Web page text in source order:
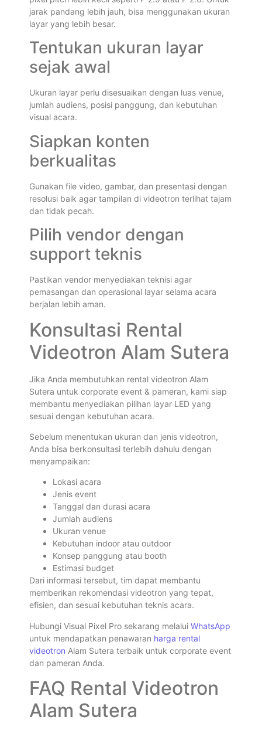
jarak pandang lebih jauh, bisa menggunakan ukuran
layar yang lebih besar.
Tentukan ukuran layar
sejak awal
Ukuran layar perlu disesuaikan dengan luas venue,
jumlah audiens, posisi panggung, dan kebutuhan
visual acara.
Siapkan konten
berkualitas
Gunakan file video, gambar, dan presentasi dengan
resolusi baik agar tampilan di videotron terlihat tajam
dan tidak pecah.
Pilih vendor dengan
support teknis
Pastikan vendor menyediakan teknisi agar
pemasangan dan operasional layar selama acara
berjalan lebih aman.
Konsultasi Rental
Videotron Alam Sutera
Jika Anda membutuhkan rental videotron Alam
Sutera untuk corporate event & pameran, kami siap
membantu menyediakan pilihan layar LED yang
sesuai dengan kebutuhan acara.
Sebelum menentukan ukuran dan jenis videotron,
Anda bisa berkonsultasi terlebih dahulu dengan
menyampaikan:
Lokasi acara
Jenis event
Tanggal dan durasi acara
Jumlah audiens
Ukuran venue
Kebutuhan indoor atau outdoor
Konsep panggung atau booth
Estimasi budget
Dari informasi tersebut, tim dapat membantu
memberikan rekomendasi videotron yang tepat,
efisien, dan sesuai kebutuhan teknis acara.
Hubungi Visual Pixel Pro sekarang melalui WhatsApp
untuk mendapatkan penawaran harga rental
videotron Alam Sutera terbaik untuk corporate event
dan pameran Anda.
FAQ Rental Videotron
Alam Sutera